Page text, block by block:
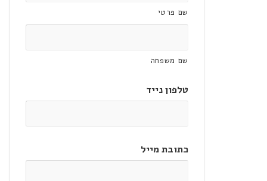
שם פרטי
שם משפחה
טלפון נייד
כתובת מייל